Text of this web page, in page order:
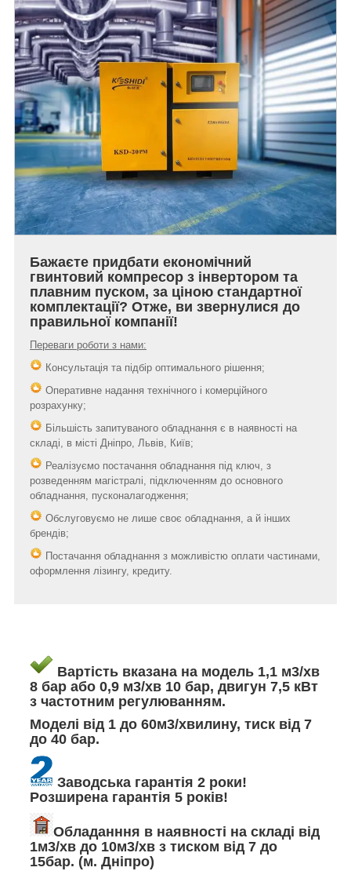
Бажаєте придбати економічний
гвинтовий компресор з інвертором та
плавним пуском, за ціною стандартної
комплектації? Отже, ви звернулися до
правильної компанії!
Переваги роботи з нами:
Консультація та підбір оптимального рішення;
Оперативне надання технічного і комерційного
розрахунку;
Більшість запитуваного обладнання є в наявності на
складі, в місті Дніпро, Львів, Київ;
Реалізуємо постачання обладнання під ключ, з
розведенням магістралі, підключенням до основного
обладнання, пусконалагодження;
Обслуговуємо не лише своє обладнання, а й інших
брендів;
Постачання обладнання з можливістю оплати частинами,
оформлення лізингу, кредиту.
Вартість вказана на модель 1,1 м3/хв
8 бар або 0,9 м3/хв 10 бар, двигун 7,5 кВт
з частотним регулюванням.
Моделі від 1 до 60м3/хвилину, тиск від 7
до 40 бар.
Заводська гарантія 2 роки!
Розширена гарантія 5 років!
Обладанння в наявності на складі від
1м3/хв до 10м3/хв з тиском від 7 до
15бар. (м. Дніпро)